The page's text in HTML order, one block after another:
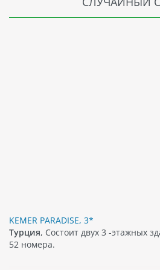
KEMER PARADISE, 3*
Турция, Состоит двух 3 -этажных
52 номера.